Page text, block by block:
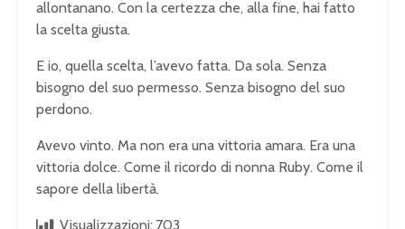
allontanano. Con la certezza che, alla fine, hai fatto
la scelta giusta.
E io, quella scelta, l’avevo fatta. Da sola. Senza
bisogno del suo permesso. Senza bisogno del suo
perdono.
Avevo vinto. Ma non era una vittoria amara. Era una
vittoria dolce. Come il ricordo di nonna Ruby. Come il
sapore della libertà.
Visualizzazioni: 703